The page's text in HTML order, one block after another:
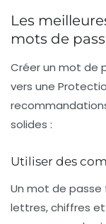
Les
mots de
Créer un mot de
vers une
solides :
Utiliser des
Un mot de
lettres, chiffres